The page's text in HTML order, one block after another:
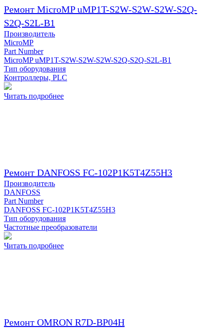
Ремонт MicroMP uMP1T-S2W-S2W-S2W-S2Q-
S2Q-S2L-B1
Производитель
MicroMP
Part Number
MicroMP uMP1T-S2W-S2W-S2W-S2Q-S2Q-S2L-B1
Тип оборудования
Контроллеры, PLC
Читать подробнее
Ремонт DANFOSS FC-102P1K5T4Z55H3
Производитель
DANFOSS
Part Number
DANFOSS FC-102P1K5T4Z55H3
Тип оборудования
Частотные преобразователи
Читать подробнее
Ремонт OMRON R7D-BP04H